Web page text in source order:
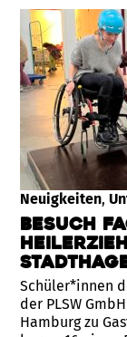
Neuigkeiten,
Besuch
Schüler*innen
der PLSW
Hamburg zu